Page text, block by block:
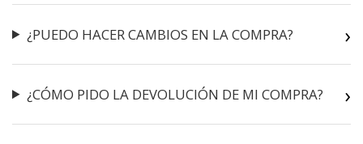
¿PUEDO HACER CAMBIOS EN LA COMPRA?
¿CÓMO PIDO LA DEVOLUCIÓN DE MI COMPRA?